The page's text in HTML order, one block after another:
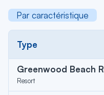
Par caractéristique
Type
Greenwood Beach
Resort